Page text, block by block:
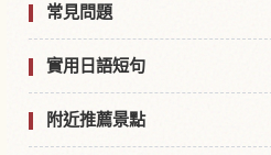
常見問題
實用日語短句
附近推薦景點